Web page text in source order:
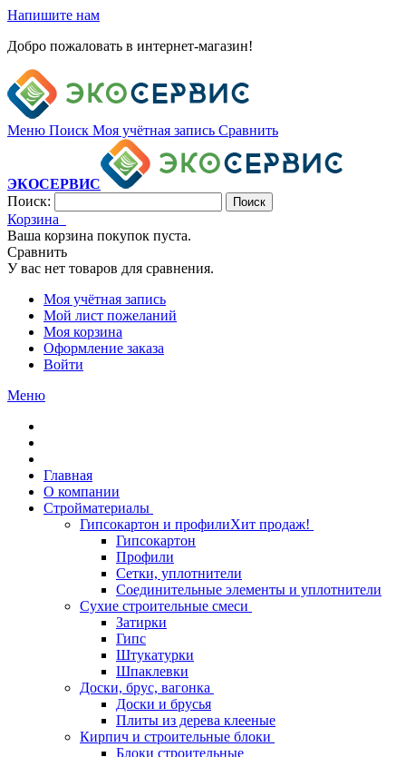
Напишите нам
Добро пожаловать в интернет-магазин!
Меню Поиск Моя учётная запись Сравнить
ЭКОСЕРВИС
Поиск:
Поиск
Корзина
Ваша корзина покупок пуста.
Сравнить
У вас нет товаров для сравнения.
Моя учётная запись
Мой лист пожеланий
Моя корзина
Оформление заказа
Войти
Меню
Главная
О компании
Стройматериалы
Гипсокартон и профилиХит продаж!
Гипсокартон
Профили
Сетки, уплотнители
Соединительные элементы и уплотнители
Сухие строительные смеси
Затирки
Гипс
Штукатурки
Шпаклевки
Доски, брус, вагонка
Доски и брусья
Плиты из дерева клееные
Кирпич и строительные блоки
Блоки строительные